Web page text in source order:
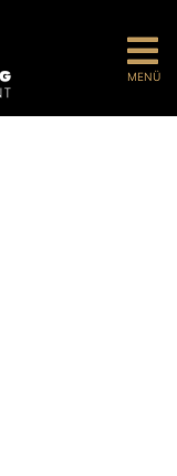
MENÜ